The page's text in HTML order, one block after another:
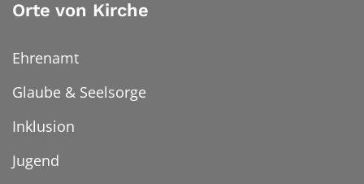
Orte von Kirche
Ehrenamt
Glaube & Seelsorge
Inklusion
Jugend